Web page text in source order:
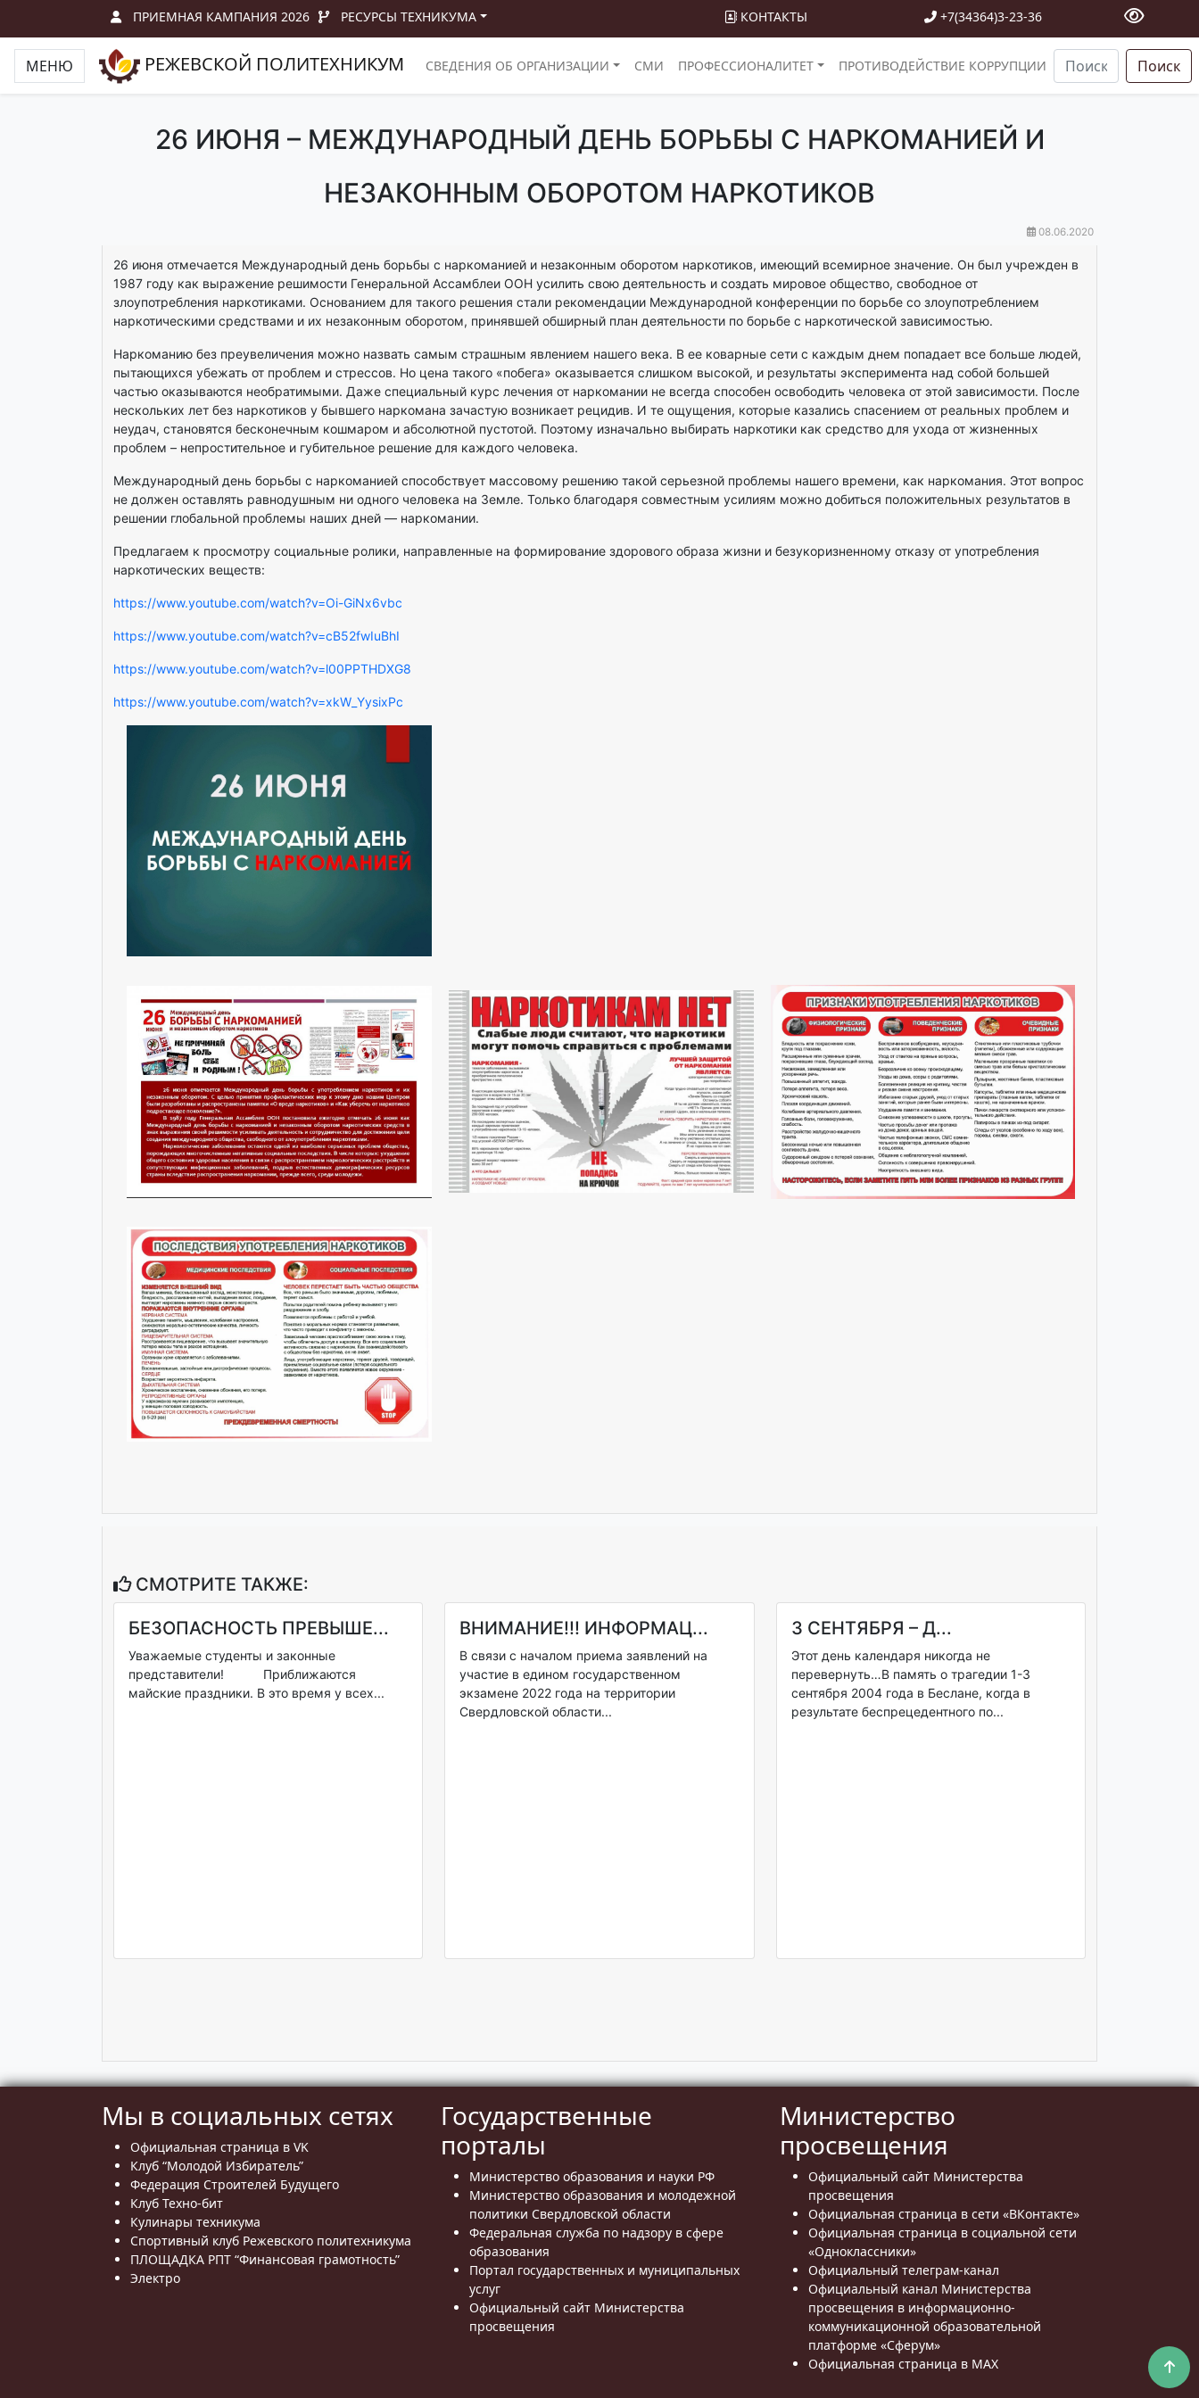
ПРИЕМНАЯ КАМПАНИЯ 2026 РЕСУРСЫ ТЕХНИКУМА КОНТАКТЫ +7(34364)3-23-36
МЕНЮ РЕЖЕВСКОЙ ПОЛИТЕХНИКУМ СВЕДЕНИЯ ОБ ОРГАНИЗАЦИИ СМИ ПРОФЕССИОНАЛИТЕТ ПРОТИВОДЕЙСТВИЕ КОРРУПЦИИ Поиск
26 ИЮНЯ – МЕЖДУНАРОДНЫЙ ДЕНЬ БОРЬБЫ С НАРКОМАНИЕЙ И
НЕЗАКОННЫМ ОБОРОТОМ НАРКОТИКОВ
08.06.2020
26 июня отмечается Международный день борьбы с наркоманией и незаконным оборотом наркотиков, имеющий всемирное значение. Он был учрежден в
1987 году как выражение решимости Генеральной Ассамблеи ООН усилить свою деятельность и создать мировое общество, свободное от
злоупотребления наркотиками. Основанием для такого решения стали рекомендации Международной конференции по борьбе со злоупотреблением
наркотическими средствами и их незаконным оборотом, принявшей обширный план деятельности по борьбе с наркотической зависимостью.
Наркоманию без преувеличения можно назвать самым страшным явлением нашего века. В ее коварные сети с каждым днем попадает все больше людей,
пытающихся убежать от проблем и стрессов. Но цена такого «побега» оказывается слишком высокой, и результаты эксперимента над собой большей
частью оказываются необратимыми. Даже специальный курс лечения от наркомании не всегда способен освободить человека от этой зависимости. После
нескольких лет без наркотиков у бывшего наркомана зачастую возникает рецидив. И те ощущения, которые казались спасением от реальных проблем и
неудач, становятся бесконечным кошмаром и абсолютной пустотой. Поэтому изначально выбирать наркотики как средство для ухода от жизненных
проблем – непростительное и губительное решение для каждого человека.
Международный день борьбы с наркоманией способствует массовому решению такой серьезной проблемы нашего времени, как наркомания. Этот вопрос
не должен оставлять равнодушным ни одного человека на Земле. Только благодаря совместным усилиям можно добиться положительных результатов в
решении глобальной проблемы наших дней — наркомании.
Предлагаем к просмотру социальные ролики, направленные на формирование здорового образа жизни и безукоризненному отказу от употребления
наркотических веществ:
https://www.youtube.com/watch?v=Oi-GiNx6vbc
https://www.youtube.com/watch?v=cB52fwIuBhI
https://www.youtube.com/watch?v=l00PPTHDXG8
https://www.youtube.com/watch?v=xkW_YysixPc
СМОТРИТЕ ТАКЖЕ:
БЕЗОПАСНОСТЬ ПРЕВЫШЕ...
Уважаемые студенты и законные
представители! Приближаются
майские праздники. В это время у всех...
ВНИМАНИЕ!!! ИНФОРМАЦ...
В связи с началом приема заявлений на
участие в едином государственном
экзамене 2022 года на территории
Свердловской области...
3 СЕНТЯБРЯ – Д...
Этот день календаря никогда не
перевернуть…В память о трагедии 1-3
сентября 2004 года в Беслане, когда в
результате беспрецедентного по...
Мы в социальных сетях
Официальная страница в VK
Клуб “Молодой Избиратель”
Федерация Строителей Будущего
Клуб Техно-бит
Кулинары техникума
Спортивный клуб Режевского политехникума
ПЛОЩАДКА РПТ “Финансовая грамотность”
Электро
Государственные
порталы
Министерство образования и науки РФ
Министерство образования и молодежной
политики Свердловской области
Федеральная служба по надзору в сфере
образования
Портал государственных и муниципальных
услуг
Официальный сайт Министерства
просвещения
Министерство
просвещения
Официальный сайт Министерства
просвещения
Официальная страница в сети «ВКонтакте»
Официальная страница в социальной сети
«Одноклассники»
Официальный телеграм-канал
Официальный канал Министерства
просвещения в информационно-
коммуникационной образовательной
платформе «Сферум»
Официальная страница в MAX